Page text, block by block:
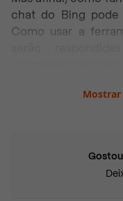
chat do Bing pode
Como usar a
Qual a diferença